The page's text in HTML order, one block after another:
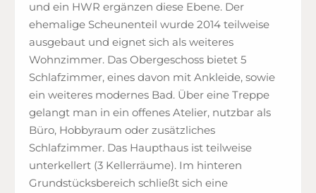
und ein HWR ergänzen diese Ebene. Der
ehemalige Scheunenteil wurde 2014 teilweise
ausgebaut und eignet sich als weiteres
Wohnzimmer. Das Obergeschoss bietet 5
Schlafzimmer, eines davon mit Ankleide, sowie
ein weiteres modernes Bad. Über eine Treppe
gelangt man in ein offenes Atelier, nutzbar als
Büro, Hobbyraum oder zusätzliches
Schlafzimmer. Das Haupthaus ist teilweise
unterkellert (3 Kellerräume). Im hinteren
Grundstücksbereich schließt sich eine